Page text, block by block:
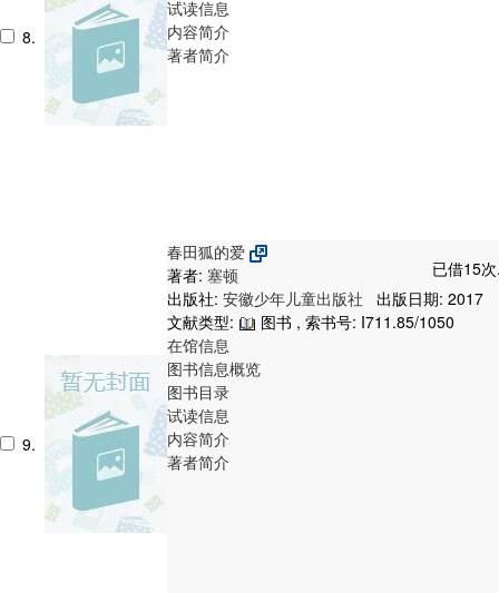
8.
试读信息
内容简介
著者简介
9.
春田狐的爱
已借15
著者: 塞顿
出版社: 安徽少年儿童出版社
出版日期: 2017
文献类型:
图书 , 索书号: I711.85/1050
在馆信息
图书信息概览
图书目录
试读信息
内容简介
著者简介